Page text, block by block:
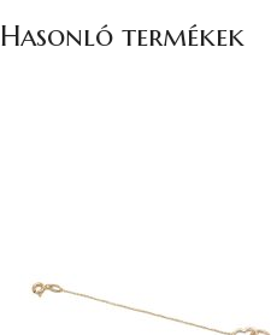
Hasonló termékek